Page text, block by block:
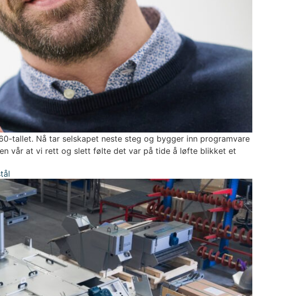
tallet. Nå tar selskapet neste steg og bygger inn programvare
vår at vi rett og slett følte det var på tide å løfte blikket et